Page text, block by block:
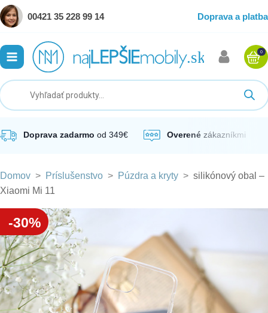
00421 35 228 99 14 Doprava a platba
0
Doprava zadarmo od 349€ Overené zákazníkmi
Domov > Príslušenstvo > Púzdra a kryty > silikónový obal –
Xiaomi Mi 11
-30%